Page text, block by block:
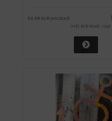
53,55 EUR pro Stück
inkl. 19 % MwSt. zzgl.